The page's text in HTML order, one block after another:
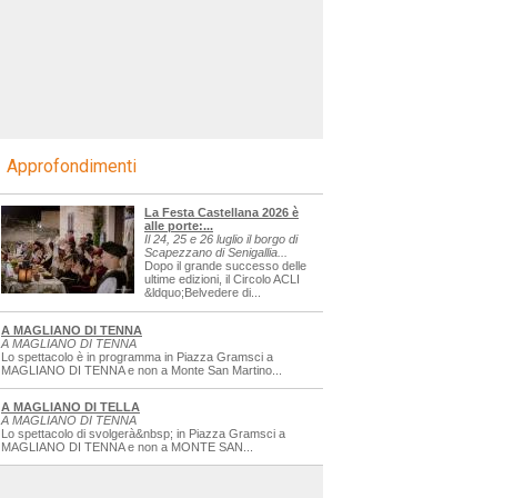
Approfondimenti
La Festa Castellana 2026 è
alle porte:...
Il 24, 25 e 26 luglio il borgo di
Scapezzano di Senigallia...
Dopo il grande successo delle
ultime edizioni, il Circolo ACLI
&ldquo;Belvedere di...
A MAGLIANO DI TENNA
A MAGLIANO DI TENNA
Lo spettacolo è in programma in Piazza Gramsci a
MAGLIANO DI TENNA e non a Monte San Martino...
A MAGLIANO DI TELLA
A MAGLIANO DI TENNA
Lo spettacolo di svolgerà&nbsp; in Piazza Gramsci a
MAGLIANO DI TENNA e non a MONTE SAN...